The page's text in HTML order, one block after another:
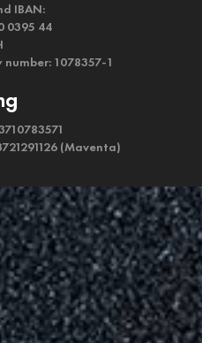
IBAN:
0395 44
1078357-1
(Maventa)